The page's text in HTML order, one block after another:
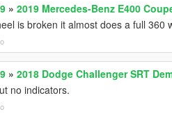
» 2019 Mercedes-Benz E400
is broken it almost does a full 360
» 2018 Dodge Challenger SRT
no indicators.